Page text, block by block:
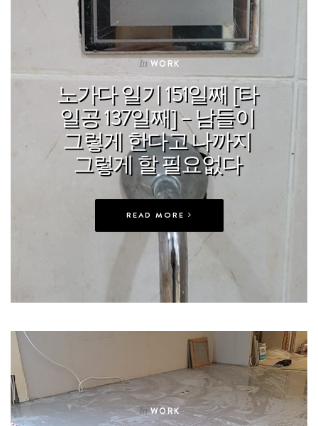
In WORK
노가다 일기 151일째 [타
일공 137일째] – 남들이
그렇게 한다고 나까지
그렇게 할 필요없다
READ MORE
In WORK